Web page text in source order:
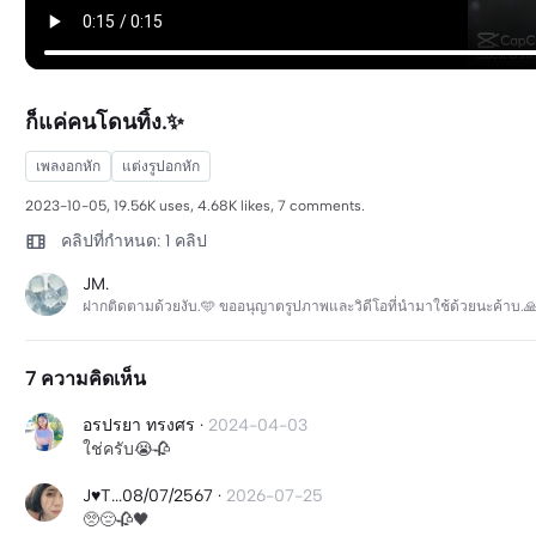
ก็แค่คนโดนทิ้ง.✨
เพลงอกหัก แต่งรูปอกหัก
2023-10-05, 19.56K uses, 4.68K likes, 7 comments.
คลิปที่กำหนด: 1 คลิป
JM.
ฝากติดตามด้วยงับ.🩵 ขออนุญาตรูปภาพและวิดีโอที่นำมาใช้ด้วยนะค้าบ
7 ความคิดเห็น
อรปรยา ทรงศร · 2024-04-03
ใช่ครับ😭🥀
J♥️T...08/07/2567 · 2026-07-25
🥺😔🥀🖤